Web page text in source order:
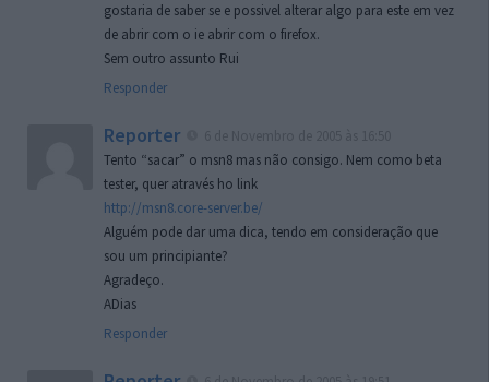
gostaria de saber se e possivel alterar algo para este em vez
de abrir com o ie abrir com o firefox.
Sem outro assunto Rui
Responder
Reporter
Tento “sacar” o msn8 mas não consigo. Nem como beta
tester, quer através ho link
http://msn8.core-server.be/
Alguém pode dar uma dica, tendo em consideração que
sou um principiante?
Agradeço.
ADias
Responder